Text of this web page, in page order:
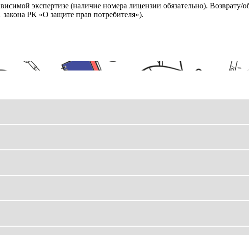
экспертизе (наличие номера лицензии обязательно). Возврату/
РК «О защите прав потребителя»).